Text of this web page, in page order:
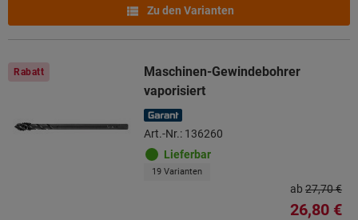
Zu den Varianten
Rabatt
Maschinen-Gewindebohrer
vaporisiert
Art.-Nr.: 136260
Lieferbar
19 Varianten
ab 27,70 €
26,80 €